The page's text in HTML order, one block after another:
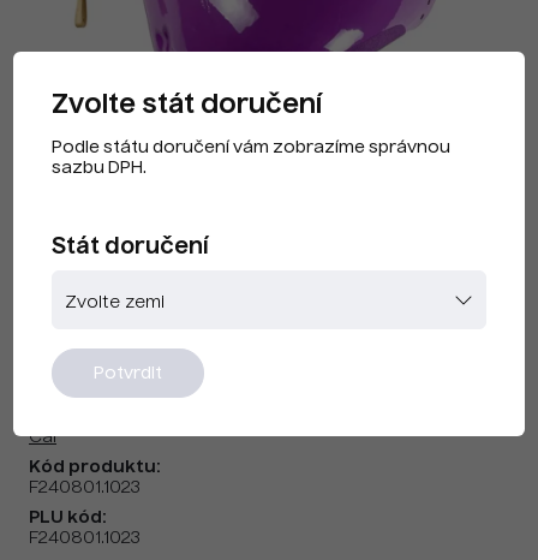
CAI F240801 Žlutá
Cai
Kód produktu:
F240801.1023
PLU kód:
F240801.1023
Zvolte stát doručení
Podle státu doručení vám zobrazíme správnou
sazbu DPH.
Stát doručení
Potvrdit